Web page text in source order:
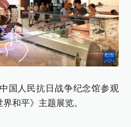
国人民抗日战争纪念馆参观
界和平》主题展览。